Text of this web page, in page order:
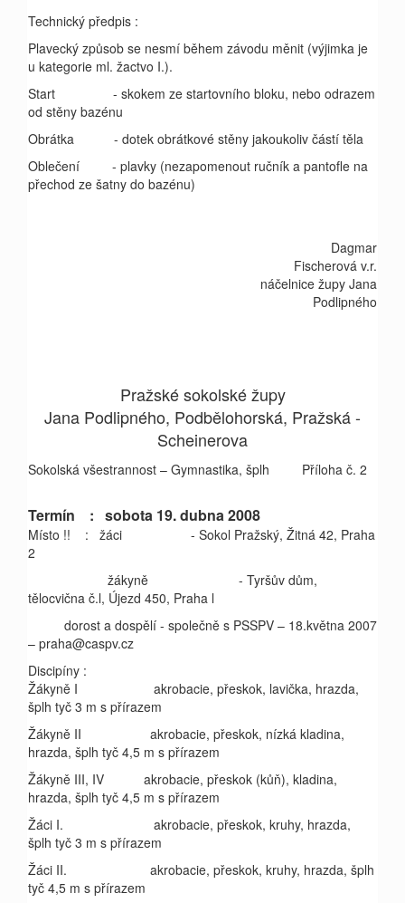
Technický předpis :
Plavecký způsob se nesmí během závodu měnit (výjimka je
u kategorie ml. žactvo I.).
Start - skokem ze startovního bloku, nebo odrazem
od stěny bazénu
Obrátka - dotek obrátkové stěny jakoukoliv částí těla
Oblečení - plavky (nezapomenout ručník a pantofle na
přechod ze šatny do bazénu)
Dagmar
Fischerová v.r.
náčelnice župy Jana
Podlipného
Pražské sokolské župy
Jana Podlipného, Podbělohorská, Pražská -
Scheinerova
Sokolská všestrannost – Gymnastika, šplh Příloha č. 2
Termín : sobota 19. dubna 2008
Místo !! :
žáci - Sokol Pražský, Žitná 42, Praha
2
žákyně - Tyršův dům,
tělocvična č.l, Újezd 450, Praha l
dorost a dospělí - společně s PSSPV – 18.května 2007
– praha@caspv.cz
Discipíny :
Žákyně I akrobacie, přeskok, lavička, hrazda,
šplh tyč 3 m s přírazem
Žákyně II akrobacie, přeskok, nízká kladina,
hrazda, šplh tyč 4,5 m s přírazem
Žákyně III, IV akrobacie, přeskok (kůň), kladina,
hrazda, šplh tyč 4,5 m s přírazem
Žáci I. akrobacie, přeskok, kruhy, hrazda,
šplh tyč 3 m s přírazem
Žáci II. akrobacie, přeskok, kruhy, hrazda, šplh
tyč 4,5 m s přírazem